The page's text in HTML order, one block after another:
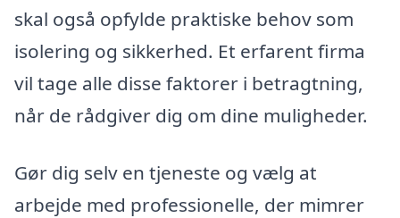
skal også opfylde praktiske behov som
isolering og sikkerhed. Et erfarent firma
vil tage alle disse faktorer i betragtning,
når de rådgiver dig om dine muligheder.
Gør dig selv en tjeneste og vælg at
arbejde med professionelle, der mimrer